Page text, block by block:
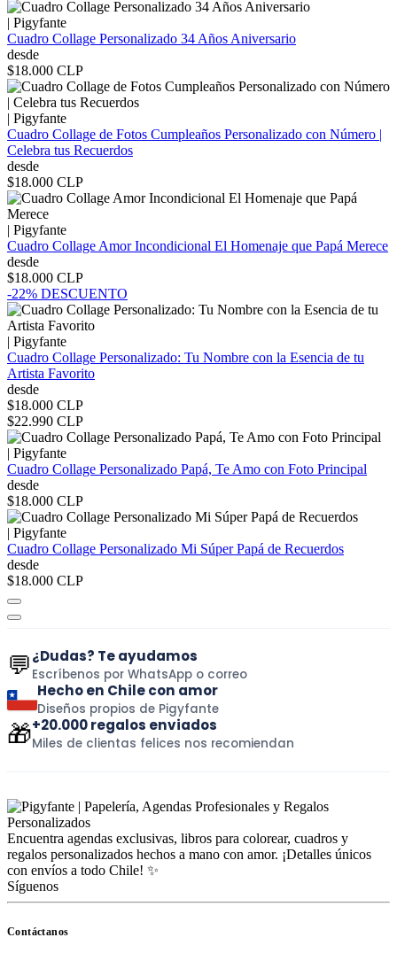
| Pigyfante
Cuadro Collage Personalizado 34 Años Aniversario
desde
$18.000 CLP
| Pigyfante
Cuadro Collage de Fotos Cumpleaños Personalizado con Número |
Celebra tus Recuerdos
desde
$18.000 CLP
| Pigyfante
Cuadro Collage Amor Incondicional El Homenaje que Papá Merece
desde
$18.000 CLP
-22% DESCUENTO
| Pigyfante
Cuadro Collage Personalizado: Tu Nombre con la Esencia de tu
Artista Favorito
desde
$18.000 CLP
$22.990 CLP
| Pigyfante
Cuadro Collage Personalizado Papá, Te Amo con Foto Principal
desde
$18.000 CLP
| Pigyfante
Cuadro Collage Personalizado Mi Súper Papá de Recuerdos
desde
$18.000 CLP
💬¿Dudas? Te ayudamos
Escríbenos por WhatsApp o correo
Hecho en Chile con amor
Diseños propios de Pigyfante
🎁+20.000 regalos enviados
Miles de clientas felices nos recomiendan
Encuentra agendas exclusivas, libros para colorear, cuadros y
regalos personalizados hechos a mano con amor. ¡Detalles únicos
con envíos a todo Chile! ✨
Síguenos
Contáctanos